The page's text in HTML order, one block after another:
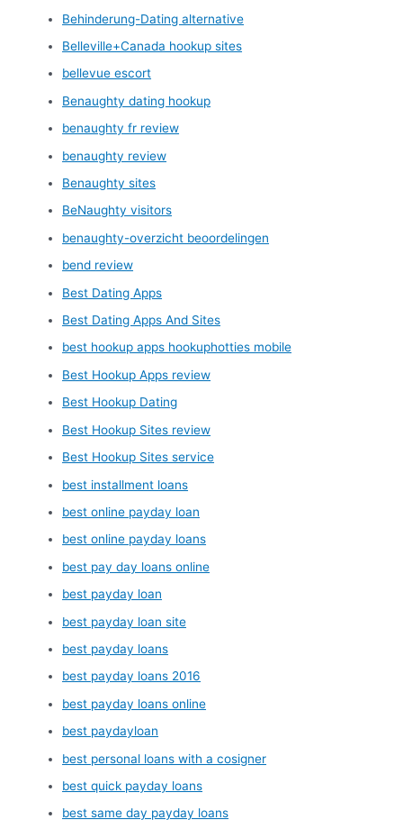
Behinderung-Dating alternative
Belleville+Canada hookup sites
bellevue escort
Benaughty dating hookup
benaughty fr review
benaughty review
Benaughty sites
BeNaughty visitors
benaughty-overzicht beoordelingen
bend review
Best Dating Apps
Best Dating Apps And Sites
best hookup apps hookuphotties mobile
Best Hookup Apps review
Best Hookup Dating
Best Hookup Sites review
Best Hookup Sites service
best installment loans
best online payday loan
best online payday loans
best pay day loans online
best payday loan
best payday loan site
best payday loans
best payday loans 2016
best payday loans online
best paydayloan
best personal loans with a cosigner
best quick payday loans
best same day payday loans